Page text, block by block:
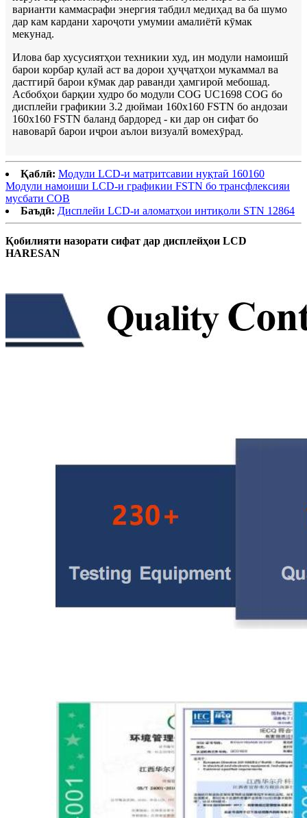
варианти каммасрафи энергия табдил медиҳад ва ба шумо
дар кам кардани хароҷоти умумии амалиётӣ кӯмак
мекунад.
Илова бар хусусиятҳои техникии худ, ин модули намоишӣ
барои корбар қулай аст ва дорои ҳуҷҷатҳои мукаммал ва
дастгирӣ барои кӯмак дар раванди ҳамгироӣ мебошад.
Асбобҳои барқии худро бо модули COG UC1698 COG бо
дисплейи графикии 3.2 дюймаи 160x160 FSTN бо андозаи
160x160 FSTN баланд бардоред - ки дар он сифат бо
навоварӣ барои иҷрои аълои визуалӣ вомехӯрад.
Қаблӣ: Модули LCD-и матритсавии нуқтаӣ 160160
Модули намоиши LCD-и графикии FSTN бо трансфлексияи
мусбати COB
Баъдӣ: Дисплейи LCD-и аломатҳои интиқоли STN 12864
Қобилияти назорати сифат дар дисплейҳои LCD
HARESAN